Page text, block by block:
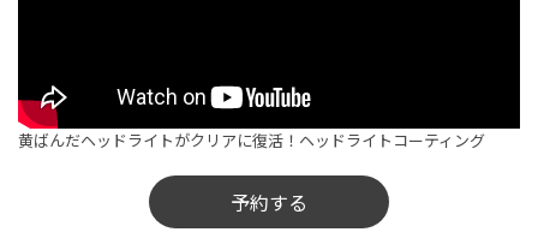
黄ばんだヘッドライトがクリアに復活！ヘッドライトコーティング
予約する